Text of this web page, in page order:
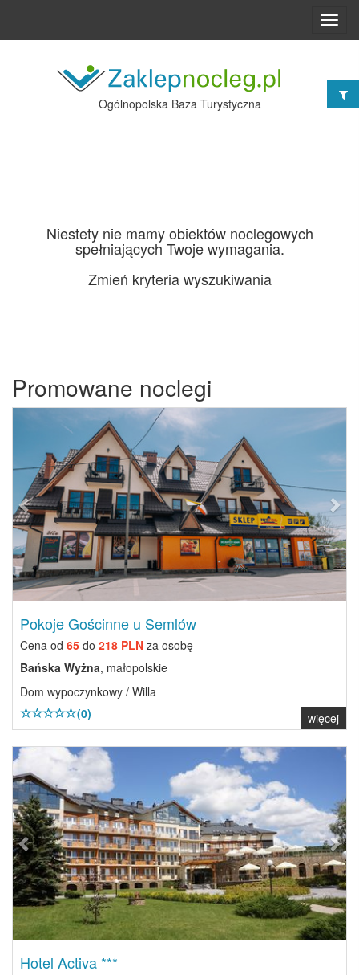
Ogólnopolska Baza Turystyczna
Niestety nie mamy obiektów noclegowych
spełniających Twoje wymagania.
Zmień kryteria wyszukiwania
Promowane noclegi
Previous Next
Pokoje Gościnne u Semlów
Cena od 65 do 218 PLN za osobę
Bańska Wyżna, małopolskie
Dom wypoczynkowy / Willa
(0)
więcej
Previous Next
Hotel Activa ***